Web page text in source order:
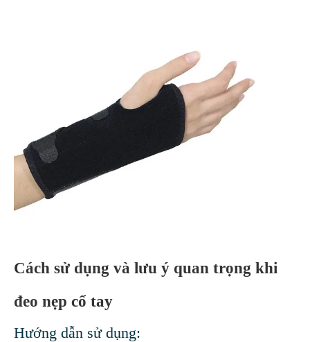
Cách sử dụng và lưu ý quan trọng khi
đeo nẹp cổ tay
Hướng dẫn sử dụng: